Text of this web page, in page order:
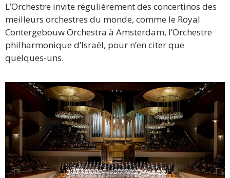
L’Orchestre invite régulièrement des concertinos des
meilleurs orchestres du monde, comme le Royal
Contergebouw Orchestra à Amsterdam, l’Orchestre
philharmonique d’Israël, pour n’en citer que
quelques-uns.